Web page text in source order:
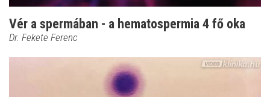
Vér a spermában - a hematospermia 4 fő oka
Dr. Fekete Ferenc